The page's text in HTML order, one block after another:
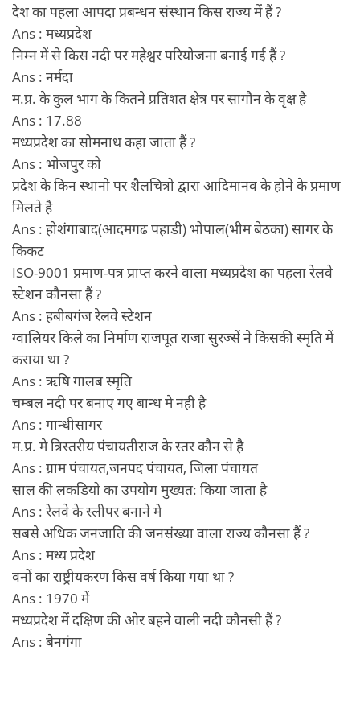
देश का पहला आपदा प्रबन्धन संस्थान किस राज्य में हैं ?
Ans : मध्यप्रदेश
निम्न में से किस नदी पर महेश्वर परियोजना बनाई गई हैं ?
Ans : नर्मदा
म.प्र. के कुल भाग के कितने प्रतिशत क्षेत्र पर सागौन के वृक्ष है
Ans : 17.88
मध्यप्रदेश का सोमनाथ कहा जाता हैं ?
Ans : भोजपुर को
प्रदेश के किन स्थानो पर शैलचित्रो द्वारा आदिमानव के होने के प्रमाण
मिलते है
Ans : होशंगाबाद(आदमगढ पहाडी) भोपाल(भीम बेठका) सागर के
किकट
ISO-9001 प्रमाण-पत्र प्राप्त करने वाला मध्यप्रदेश का पहला रेलवे
स्टेशन कौनसा हैं ?
Ans : हबीबगंज रेलवे स्टेशन
ग्वालियर किले का निर्माण राजपूत राजा सुरज्सें ने किसकी स्मृति में
कराया था ?
Ans : ऋषि गालब स्मृति
चम्बल नदी पर बनाए गए बान्ध मे नही है
Ans : गान्धीसागर
म.प्र. मे त्रिस्तरीय पंचायतीराज के स्तर कौन से है
Ans : ग्राम पंचायत,जनपद पंचायत, जिला पंचायत
साल की लकडियो का उपयोग मुख्यत: किया जाता है
Ans : रेलवे के स्लीपर बनाने मे
सबसे अधिक जनजाति की जनसंख्या वाला राज्य कौनसा हैं ?
Ans : मध्य प्रदेश
वनों का राष्ट्रीयकरण किस वर्ष किया गया था ?
Ans : 1970 में
मध्यप्रदेश में दक्षिण की ओर बहने वाली नदी कौनसी हैं ?
Ans : बेनगंगा